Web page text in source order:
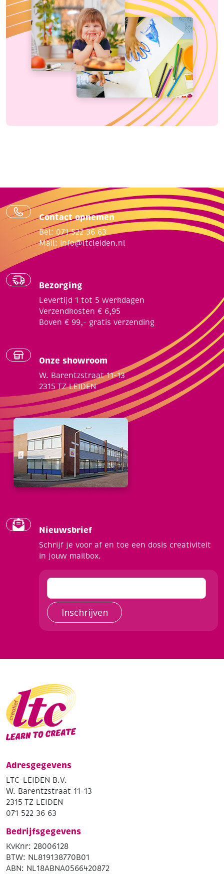
Contact opnemen
Bel: 071 522 36 63
Mail: info@ltcleiden.nl
Bezorging
Levertijd 1 tot 5 werkdagen
Verzendkosten € 6,95
Boven € 99,- gratis verzending
Onze showroom
W. Barentzstraat 11-13
2315 TZ LEIDEN
Nieuwsbrief
Schrijf je voor af en toe een dosis creativiteit
in jouw mailbox.
Inschrijven
Adresgegevens
LTC-LEIDEN B.V.
W. Barentzstraat 11-13
2315 TZ LEIDEN
071 522 36 63
Bedrijfsgegevens
KvKnr: 28006128
BTW: NL819138770B01
ABN: NL18ABNA0566420872